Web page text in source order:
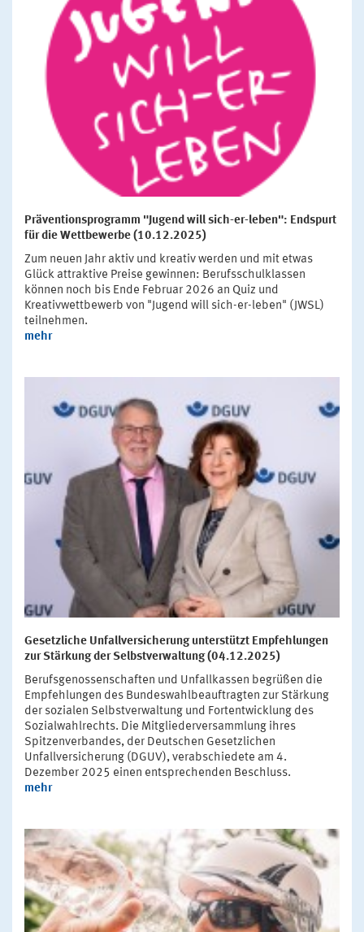
Präventionsprogramm "Jugend will sich-er-leben": Endspurt
für die Wettbewerbe (10.12.2025)
Zum neuen Jahr aktiv und kreativ werden und mit etwas
Glück attraktive Preise gewinnen: Berufsschulklassen
können noch bis Ende Februar 2026 an Quiz und
Kreativwettbewerb von "Jugend will sich-er-leben" (JWSL)
teilnehmen.
mehr
Gesetzliche Unfallversicherung unterstützt Empfehlungen
zur Stärkung der Selbstverwaltung (04.12.2025)
Berufsgenossenschaften und Unfallkassen begrüßen die
Empfehlungen des Bundeswahlbeauftragten zur Stärkung
der sozialen Selbstverwaltung und Fortentwicklung des
Sozialwahlrechts. Die Mitgliederversammlung ihres
Spitzenverbandes, der Deutschen Gesetzlichen
Unfallversicherung (DGUV), verabschiedete am 4.
Dezember 2025 einen entsprechenden Beschluss.
mehr